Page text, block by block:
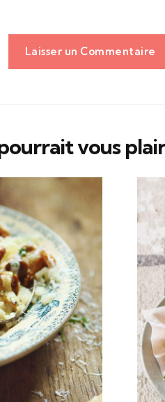
Laisser un Commentaire
vous